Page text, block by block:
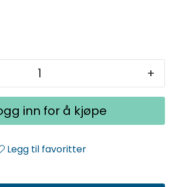
+
inn for å kjøpe
Legg til favoritter